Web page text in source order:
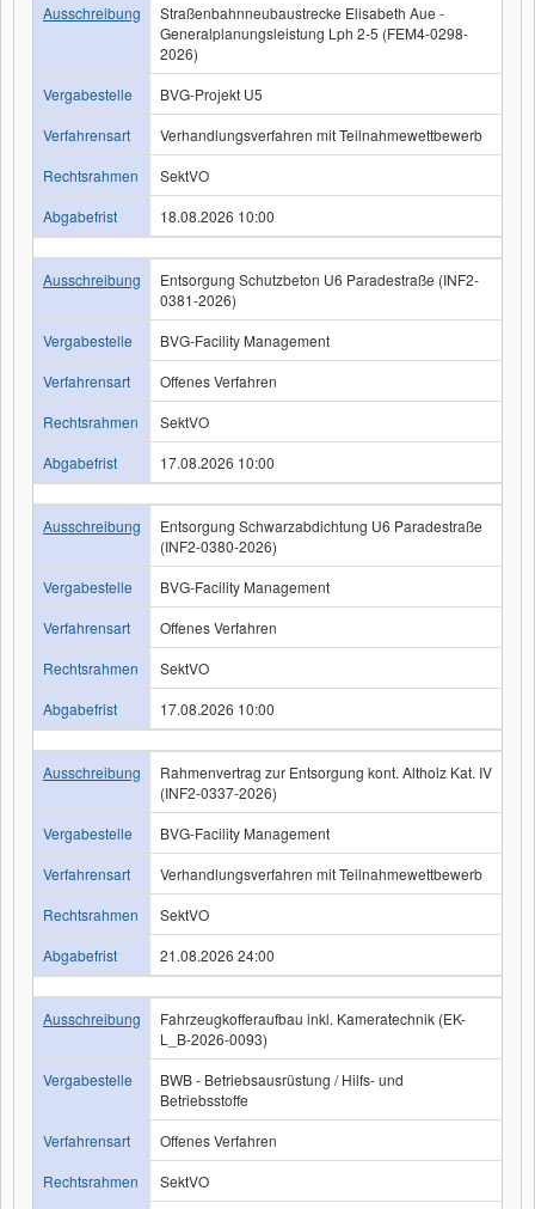
Ausschreibung
Straßenbahnneubaustrecke Elisabeth Aue -
Generalplanungsleistung Lph 2-5 (FEM4-0298-
2026)
Vergabestelle
BVG-Projekt U5
Verfahrensart
Verhandlungsverfahren mit Teilnahmewettbewerb
Rechtsrahmen
SektVO
Abgabefrist
18.08.2026 10:00
Ausschreibung
Entsorgung Schutzbeton U6 Paradestraße (INF2-
0381-2026)
Vergabestelle
BVG-Facility Management
Verfahrensart
Offenes Verfahren
Rechtsrahmen
SektVO
Abgabefrist
17.08.2026 10:00
Ausschreibung
Entsorgung Schwarzabdichtung U6 Paradestraße
(INF2-0380-2026)
Vergabestelle
BVG-Facility Management
Verfahrensart
Offenes Verfahren
Rechtsrahmen
SektVO
Abgabefrist
17.08.2026 10:00
Ausschreibung
Rahmenvertrag zur Entsorgung kont. Altholz Kat. IV
(INF2-0337-2026)
Vergabestelle
BVG-Facility Management
Verfahrensart
Verhandlungsverfahren mit Teilnahmewettbewerb
Rechtsrahmen
SektVO
Abgabefrist
21.08.2026 24:00
Ausschreibung
Fahrzeugkofferaufbau inkl. Kameratechnik (EK-
L_B-2026-0093)
Vergabestelle
BWB - Betriebsausrüstung / Hilfs- und
Betriebsstoffe
Verfahrensart
Offenes Verfahren
Rechtsrahmen
SektVO